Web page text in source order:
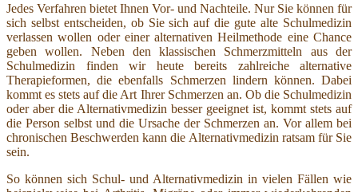
Jedes Verfahren bietet Ihnen Vor- und Nachteile. Nur Sie können für
sich selbst entscheiden, ob Sie sich auf die gute alte Schulmedizin
verlassen wollen oder einer alternativen Heilmethode eine Chance
geben wollen. Neben den klassischen Schmerzmitteln aus der
Schulmedizin finden wir heute bereits zahlreiche alternative
Therapieformen, die ebenfalls Schmerzen lindern können. Dabei
kommt es stets auf die Art Ihrer Schmerzen an. Ob die Schulmedizin
oder aber die Alternativmedizin besser geeignet ist, kommt stets auf
die Person selbst und die Ursache der Schmerzen an. Vor allem bei
chronischen Beschwerden kann die Alternativmedizin ratsam für Sie
sein.
So können sich Schul- und Alternativmedizin in vielen Fällen wie